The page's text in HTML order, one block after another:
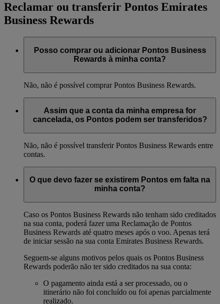
Reclamar ou transferir Pontos Emirates
Business Rewards
Posso comprar ou adicionar Pontos Business
Rewards à minha conta?
Não, não é possível comprar Pontos Business Rewards.
Assim que a conta da minha empresa for
cancelada, os Pontos podem ser transferidos?
Não, não é possível transferir Pontos Business Rewards entre
contas.
O que devo fazer se existirem Pontos em falta na
minha conta?
Caso os Pontos Business Rewards não tenham sido creditados
na sua conta, poderá fazer uma Reclamação de Pontos
Business Rewards até quatro meses após o voo. Apenas terá
de iniciar sessão na sua conta Emirates Business Rewards.
Seguem-se alguns motivos pelos quais os Pontos Business
Rewards poderão não ter sido creditados na sua conta:
O pagamento ainda está a ser processado, ou o
itinerário não foi concluído ou foi apenas parcialmente
realizado.